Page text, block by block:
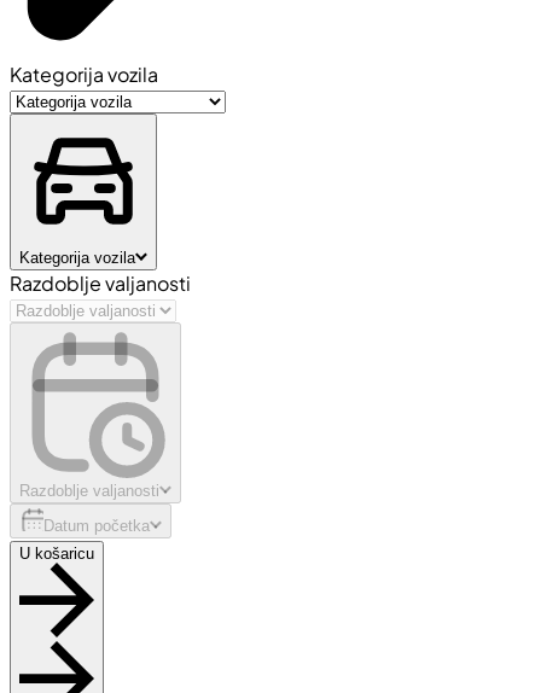
Kategorija vozila
Kategorija vozila
Razdoblje valjanosti
Razdoblje valjanosti
Datum početka
U košaricu